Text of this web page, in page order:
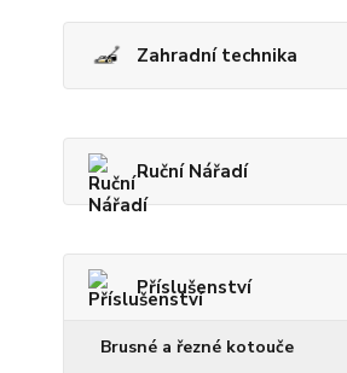
Zahradní technika
Ruční Nářadí
Příslušenství
Brusné a řezné kotouče